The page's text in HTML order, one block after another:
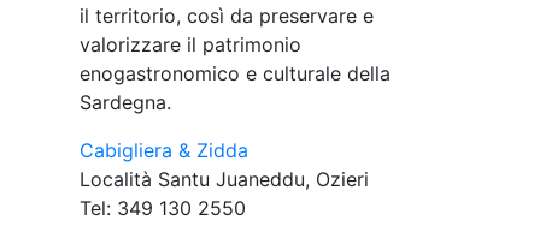
il territorio, così da preservare e
valorizzare il patrimonio
enogastronomico e culturale della
Sardegna.
Cabigliera & Zidda
Località Santu Juaneddu, Ozieri
Tel: 349 130 2550